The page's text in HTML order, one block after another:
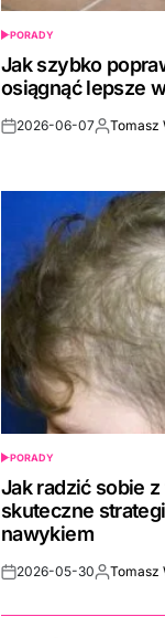
POSTED
IN
PORADY
Jak szybko
osiągnąć lepsze
Post2026-06-07By:Tomasz
POSTED
IN
PORADY
Jak radzić sobie
skuteczne
nawykiem
Post2026-05-30By:Tomasz